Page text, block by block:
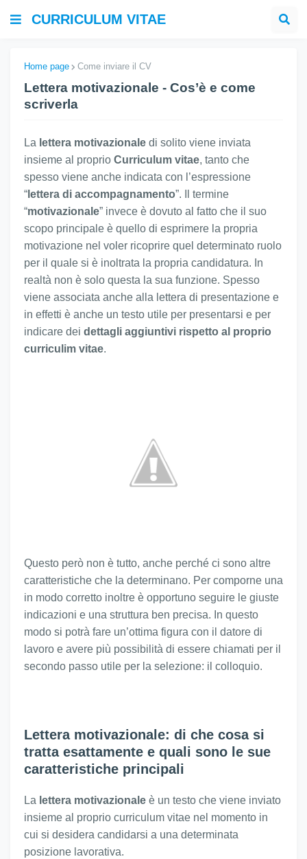
CURRICULUM VITAE
Home page Come inviare il CV
Lettera motivazionale - Cos’è e come
scriverla
La lettera motivazionale di solito viene inviata
insieme al proprio Curriculum vitae, tanto che
spesso viene anche indicata con l’espressione
“ lettera di accompagnamento”. Il termine
“motivazionale” invece è dovuto al fatto che il suo
scopo principale è quello di esprimere la propria
motivazione nel voler ricoprire quel determinato ruolo
per il quale si è inoltrata la propria candidatura. In
realtà non è solo questa la sua funzione. Spesso
viene associata anche alla lettera di presentazione e
in effetti è anche un testo utile per presentarsi e per
indicare dei dettagli aggiuntivi rispetto al proprio
curriculim vitae.
Questo però non è tutto, anche perché ci sono altre
caratteristiche che la determinano. Per comporne una
in modo corretto inoltre è opportuno seguire le giuste
indicazioni e una struttura ben precisa. In questo
modo si potrà fare un’ottima figura con il datore di
lavoro e avere più possibilità di essere chiamati per il
secondo passo utile per la selezione: il colloquio.
Lettera motivazionale: di che cosa si
tratta esattamente e quali sono le sue
caratteristiche principali
La lettera motivazionale è un testo che viene inviato
insieme al proprio curriculum vitae nel momento in
cui si desidera candidarsi a una determinata
posizione lavorativa.